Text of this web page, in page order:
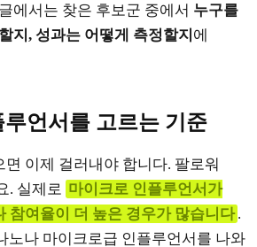
에서는 찾은 후보군 중에서 누구를
지, 성과는 어떻게 측정할지 에
언서를 고르는 기준
이제 걸러내야 합니다. 팔로워
. 실제로 마이크로 인플루언서가
참여율이 더 높은 경우가 많습니다 .
노나 마이크로급 인플루언서를 나와